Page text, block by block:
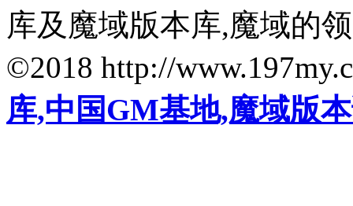
库及魔域版本库,魔域的
©2018 http://
库,中国GM基地,魔域版